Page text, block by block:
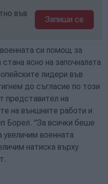
във
Запиши се
си помощ за
ясно на започналата
лидери във
до съгласие по този
представител на
на външните работи и
Борел. "За всички беше
военната
натиска върху